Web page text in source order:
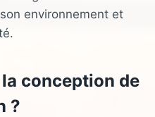
environnement et
conception de
?